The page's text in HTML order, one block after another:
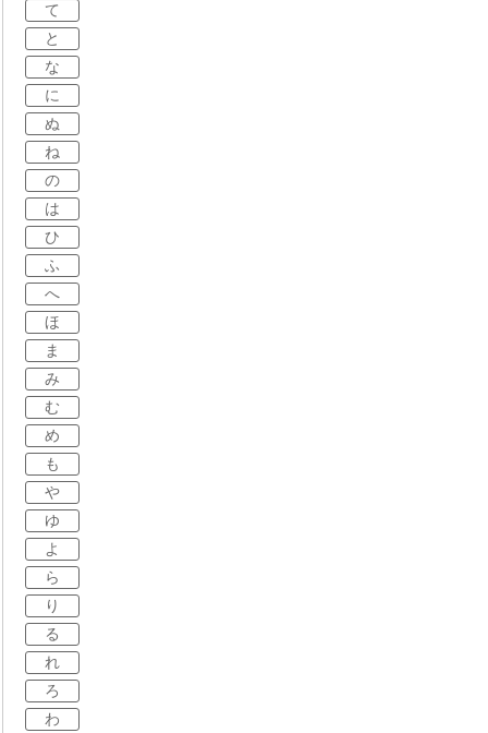
て
と
な
に
ぬ
ね
の
は
ひ
ふ
へ
ほ
ま
み
む
め
も
や
ゆ
よ
ら
り
る
れ
ろ
わ